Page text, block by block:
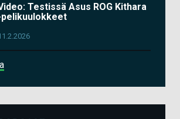
Testissä Asus ROG Kithara